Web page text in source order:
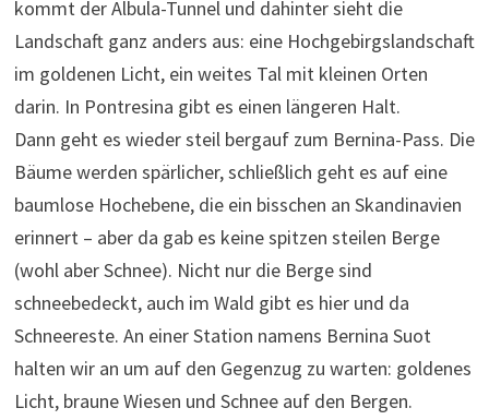
kommt der Albula-Tunnel und dahinter sieht die
Landschaft ganz anders aus: eine Hochgebirgslandschaft
im goldenen Licht, ein weites Tal mit kleinen Orten
darin. In Pontresina gibt es einen längeren Halt.
Dann geht es wieder steil bergauf zum Bernina-Pass. Die
Bäume werden spärlicher, schließlich geht es auf eine
baumlose Hochebene, die ein bisschen an Skandinavien
erinnert – aber da gab es keine spitzen steilen Berge
(wohl aber Schnee). Nicht nur die Berge sind
schneebedeckt, auch im Wald gibt es hier und da
Schneereste. An einer Station namens Bernina Suot
halten wir an um auf den Gegenzug zu warten: goldenes
Licht, braune Wiesen und Schnee auf den Bergen.